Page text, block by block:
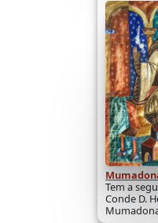
Tem a
Conde D.